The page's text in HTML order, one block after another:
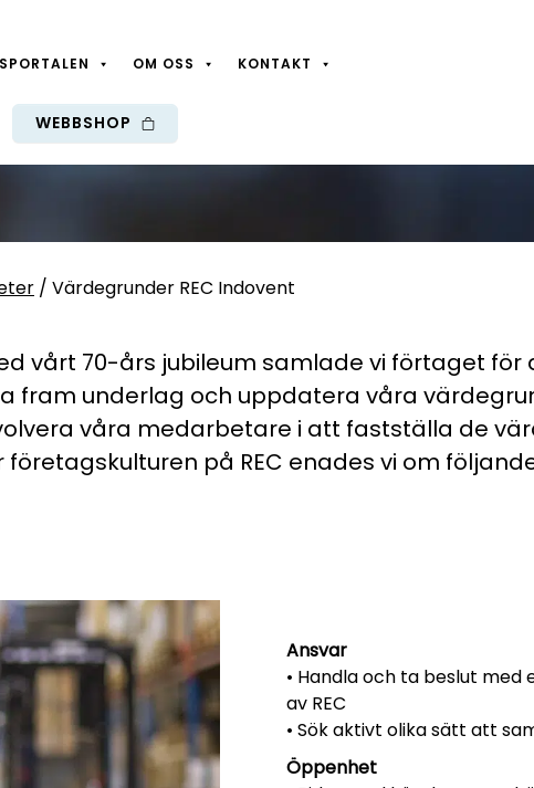
OM OSS KONTAKT
WEBBSHOP
REC
/ Värdegrunder REC Indovent
vårt 70-års jubileum samlade vi förtaget för
fram underlag och uppdatera våra
våra medarbetare i att fastställa de
företagskulturen på REC enades vi om
Ansvar
• Handla och ta beslut
av REC
• Sök aktivt olika sätt att
Öppenhet